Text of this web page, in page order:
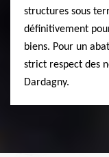
structures sous
définitivement
biens. Pour un
strict respect des
Dardagny.